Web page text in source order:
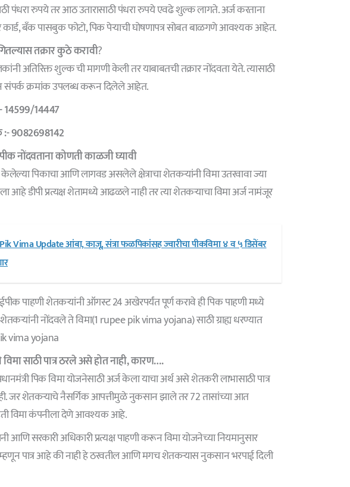
पंधरा रुपये तर आठ उतारासाठी पंधरा रुपये एवढे शुल्क लागते. अर्ज करताना
बँक पासबुक फोटो, पिक पेऱ्याची घोषणापत्र सोबत बाळगणे आवश्यक आहेत.
तक्रार कुठे करावी?
अतिरिक्त शुल्क ची मागणी केली तर याबाबतची तक्रार नोंदवता येते. त्यासाठी
संपर्क क्रमांक उपलब्ध करून दिलेले आहेत.
14599/14447
:- 9082698142
नोंदवताना कोणती काळजी घ्यावी
पिकाचा आणि लागवड असलेले क्षेत्राचा शेतकऱ्यांनी विमा उतरवावा ज्या
आहे डीपी प्रत्यक्ष शेतामध्ये आढळले नाही तर त्या शेतकऱ्याचा विमा अर्ज नामंजूर
Pik Vima Update आंबा, काजू, संत्रा फळपिकांसह ज्वारीचा पीकविमा ४ व ५ डिसेंबर
पाहणी शेतकऱ्यांनी ऑगस्ट 24 अखेरपर्यंत पूर्ण करावे ही पिक पाहणी मध्ये
नोंदवले ते विमा(1 rupee pik vima yojana) साठी ग्राह्य धरण्यात
vima yojana
साठी पात्र ठरले असे होत नाही, कारण….
पिक विमा योजनेसाठी अर्ज केला याचा अर्थ असे शेतकरी लाभासाठी पात्र
जर शेतकऱ्याचे नैसर्गिक आपत्तीमुळे नुकसान झाले तर 72 तासांच्या आत
विमा कंपनीला देणे आवश्यक आहे.
आणि सरकारी अधिकारी प्रत्यक्ष पाहणी करून विमा योजनेच्या नियमानुसार
पात्र आहे की नाही हे ठरवतील आणि मगच शेतकऱ्यास नुकसान भरपाई दिली